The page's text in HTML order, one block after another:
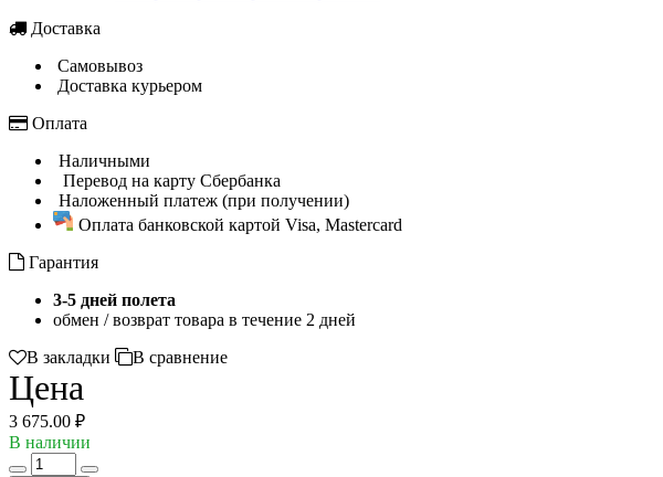
Доставка
Самовывоз
Доставка курьером
Оплата
Наличными
Перевод на карту Сбербанка
Наложенный платеж (при получении)
Оплата банковской картой Visa, Mastercard
Гарантия
3-5 дней полета
обмен / возврат товара в течение 2 дней
В закладки
В сравнение
Цена
3 675.00 ₽
В наличии